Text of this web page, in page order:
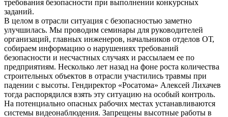
требования безопасности при выполнении конкурсных
заданий.
В целом в отрасли ситуация с безопасностью заметно
улучшилась. Мы проводим семинары для руководителей
организаций, главных инженеров, начальников отделов ОТ,
собираем информацию о нарушениях требований
безопасности и несчастных случаях и рассылаем ее по
предприятиям. Несколько лет назад на фоне роста количества
строительных объектов в отрасли участились травмы при
падении с высоты. Гендиректор «Росатома» Алексей Лихачев
тогда распорядился взять эту ситуацию на особый контроль.
На потенциально опасных рабочих местах устанавливаются
системы видеонаблюдения. Запрещены высотные работы в